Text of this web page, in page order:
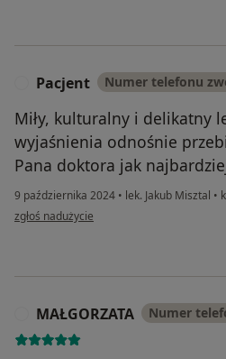
Pacjent Numer telefonu
Miły, kulturalny i delikatny
wyjaśnienia odnośnie
Pana doktora jak
9 października 2024 • lek. Jakub Misztal •
w opinii użytkownika Pacjent
zgłoś nadużycie
MAŁGORZATA Numer